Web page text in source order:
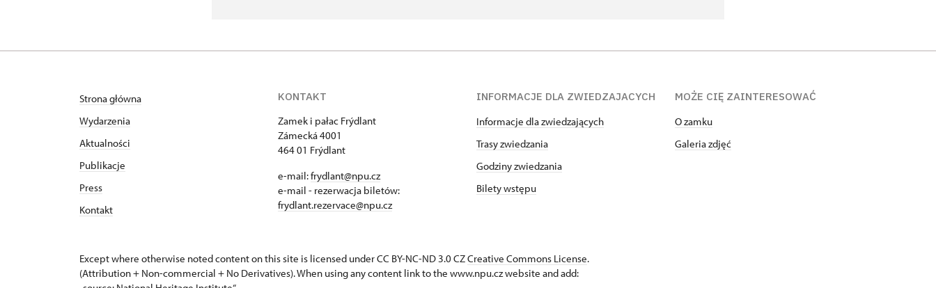
Strona główna
Wydarzenia
Aktualności
Publikacje
Press
Kontakt
KONTAKT
Zamek i pałac Frýdlant
Zámecká 4001
464 01 Frýdlant
e-mail:frydlant@npu.cz
e-mail - rezerwacja biletów:
frydlant.rezervace@npu.cz
INFORMACJE DLA ZWIEDZAJACYCH
Informacje dla zwiedzających
Trasy zwiedzania
Godziny zwiedzania
Bilety wstępu
MOŻE CIĘ ZAINTERESOWAĆ
O zamku
Galeria zdjęć
Except where otherwise noted content on this site is licensed under CC BY-NC-ND 3.0 CZCreative Commons License.
(Attribution + Non-commercial + No Derivatives). When using any content link to the www.npu.cz website and add: